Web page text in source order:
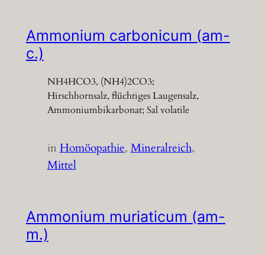
Ammonium carbonicum (am-
c.)
NH4HCO3, (NH4)2CO3;
Hirschhornsalz, flüchtiges Laugensalz,
Ammoniumbikarbonat; Sal volatile
inHomöopathie, Mineralreich
Mittel
Ammonium muriaticum (am-
m.)